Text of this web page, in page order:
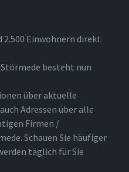
Einwohnern direkt
besteht nun
über aktuelle
Adressen über alle
Firmen /
Schauen Sie häufiger
täglich für Sie